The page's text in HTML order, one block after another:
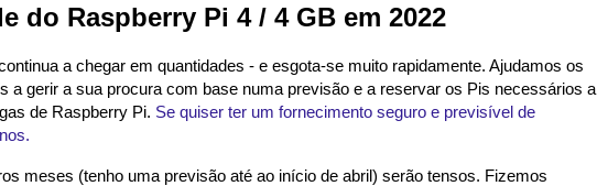
do Raspberry Pi 4 / 4 GB em 2022
a chegar em quantidades - e esgota-se muito rapidamente. Ajudamos os
a gerir a sua procura com base numa previsão e a reservar os Pis necessários a
de Raspberry Pi. Se quiser ter um fornecimento seguro e previsível de
meses (tenho uma previsão até ao início de abril) serão tensos. Fizemos